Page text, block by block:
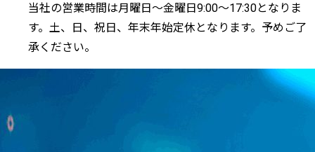
当社の営業時間は月曜日～金曜日9:00～17:30となりま
す。土、日、祝日、年末年始定休となります。予めご了
承ください。